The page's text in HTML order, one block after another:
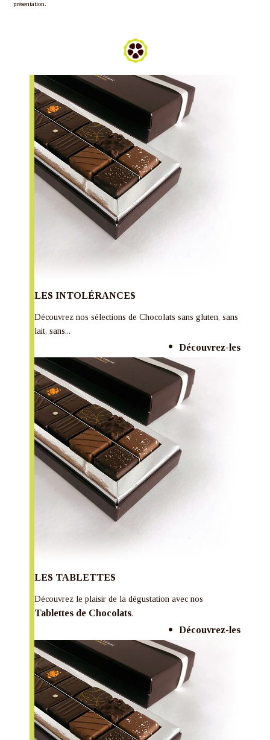
présentation.
LES INTOLÉRANCES
Découvrez nos sélections de Chocolats sans gluten, sans
lait, sans...
Découvrez-les
LES TABLETTES
Découvrez le plaisir de la dégustation avec nos
Tablettes de Chocolats.
Découvrez-les